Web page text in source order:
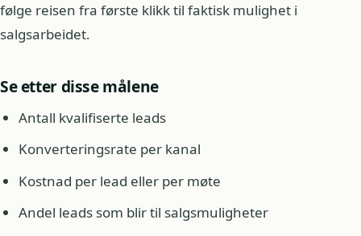
følge reisen fra første klikk til faktisk mulighet i
salgsarbeidet.
Se etter disse målene
Antall kvalifiserte leads
Konverteringsrate per kanal
Kostnad per lead eller per møte
Andel leads som blir til salgsmuligheter